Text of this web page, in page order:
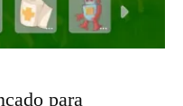
para